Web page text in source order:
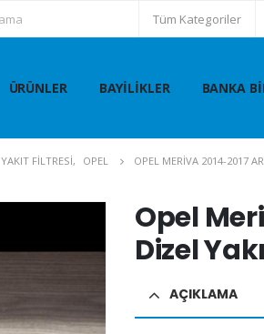
Tüm Kategoriler
ÜRÜNLER BAYILIKLER BANKA
YAKIT FİLTRESİ, OPEL OPEL MERIVA 2014-2017
Opel
Dizel
AÇIKLAMA